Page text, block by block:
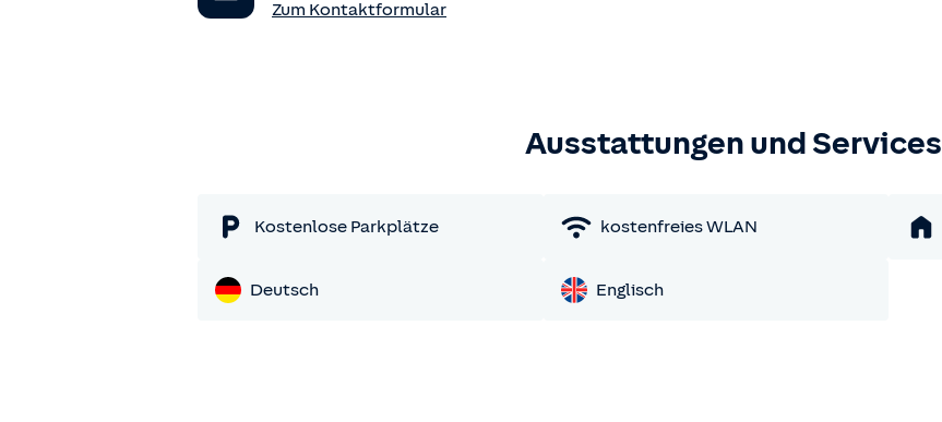
Zum Kontaktformular
Ausstattungen und Services
Kostenlose Parkplätze kostenfreies WLAN
Deutsch Englisch